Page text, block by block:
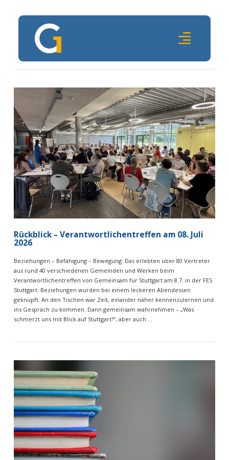
VIEW POST
Rückblick – Verantwortlichentreffen am 08. Juli
2026
Beziehungen – Befähigung – Bewegung: Das erlebten über 80 Vertreter
aus rund 40 verschiedenen Gemeinden und Werken beim
Verantwortlichentreffen von Gemeinsam für Stuttgart am 8.7. in der FES
Stuttgart. Beziehungen wurden bei einem leckeren Abendessen
geknüpft. An den Tischen war Zeit, einander näher kennenzulernen und
ins Gespräch zu kommen. Dann gemeinsam wahrnehmen – „Was
schmerzt uns mit Blick auf Stuttgart?“, aber auch …